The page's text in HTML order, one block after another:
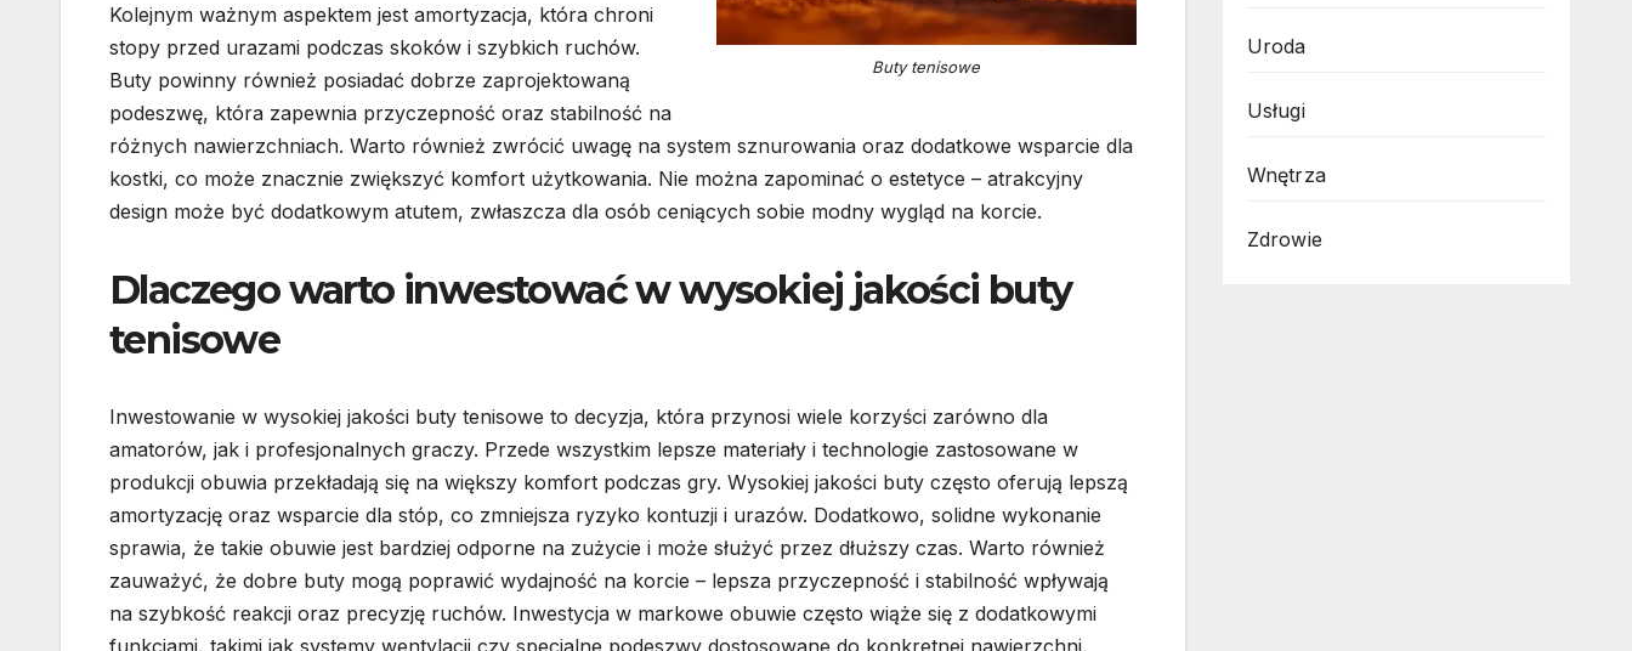
Buty tenisowe
Kolejnym ważnym aspektem jest amortyzacja, która chroni
stopy przed urazami podczas skoków i szybkich ruchów.
Buty powinny również posiadać dobrze zaprojektowaną
podeszwę, która zapewnia przyczepność oraz stabilność na
różnych nawierzchniach. Warto również zwrócić uwagę na system sznurowania oraz dodatkowe wsparcie dla
kostki, co może znacznie zwiększyć komfort użytkowania. Nie można zapominać o estetyce – atrakcyjny
design może być dodatkowym atutem, zwłaszcza dla osób ceniących sobie modny wygląd na korcie.
Dlaczego warto inwestować w wysokiej jakości buty
tenisowe
Inwestowanie w wysokiej jakości buty tenisowe to decyzja, która przynosi wiele korzyści zarówno dla
amatorów, jak i profesjonalnych graczy. Przede wszystkim lepsze materiały i technologie zastosowane w
produkcji obuwia przekładają się na większy komfort podczas gry. Wysokiej jakości buty często oferują lepszą
amortyzację oraz wsparcie dla stóp, co zmniejsza ryzyko kontuzji i urazów. Dodatkowo, solidne wykonanie
sprawia, że takie obuwie jest bardziej odporne na zużycie i może służyć przez dłuższy czas. Warto również
zauważyć, że dobre buty mogą poprawić wydajność na korcie – lepsza przyczepność i stabilność wpływają
na szybkość reakcji oraz precyzję ruchów. Inwestycja w markowe obuwie często wiąże się z dodatkowymi
funkcjami, takimi jak systemy wentylacji czy specjalne podeszwy dostosowane do konkretnej nawierzchni.
Uroda
Usługi
Wnętrza
Zdrowie